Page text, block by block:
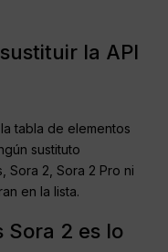
la API
tabla de elementos
sustituto
Sora 2, Sora 2 Pro ni
en la lista.
Sora 2 es lo